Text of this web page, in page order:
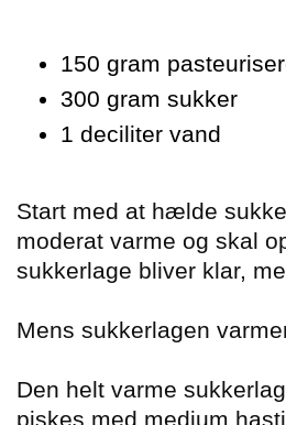
150 gram
300 gram sukker
1 deciliter vand
Start med at hælde
moderat varme og skal
sukkerlage bliver klar,
Mens sukkerlagen
Den helt varme
piskes med medium